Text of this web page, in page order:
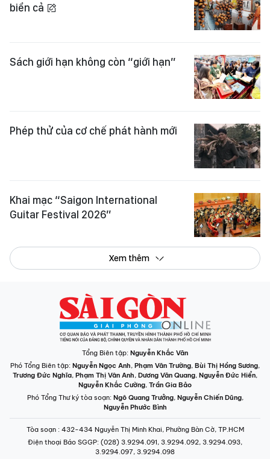
biển cả
Sách giới hạn không còn “giới hạn”
Phép thử của cơ chế phát hành mới
Khai mạc “Saigon International
Guitar Festival 2026”
Xem thêm
Tổng Biên tập: Nguyễn Khắc Văn
Phó Tổng Biên tập: Nguyễn Ngọc Anh, Phạm Văn Trường, Bùi Thị Hồng Sương,
Trương Đức Nghĩa, Phạm Thị Vân Anh, Dương Văn Quang, Nguyễn Đức Hiển,
Nguyễn Khắc Cường, Trần Gia Bảo
Phó Tổng Thư ký tòa soạn: Ngô Quang Trưởng, Nguyễn Chiến Dũng,
Nguyễn Phước Bình
Tòa soạn : 432-434 Nguyễn Thị Minh Khai, Phường Bàn Cờ, TP.HCM
Điện thoại Báo SGGP: (028) 3.9294.091, 3.9294.092, 3.9294.093,
3.9294.097, 3.9294.098